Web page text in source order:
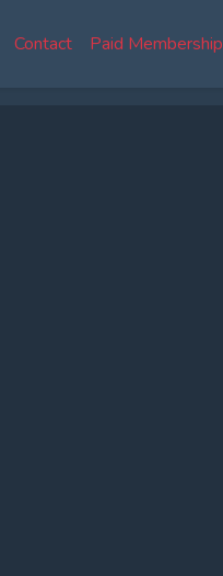
Contact Paid Membership